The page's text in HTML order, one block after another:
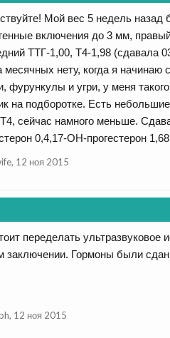
Мой вес 5 недель назад
включения до 3 мм,
ТТГ-1,00, Т4-1,98 (сдавала
месячных нету, когда я начинаю
фурункулы и угри, у меня
на подборотке. Есть
сейчас намного меньше.
0,4,17-ОН-прогестерон 1,68
, 12 ноя 2015
переделать ультразвуковое
заключении. Гормоны были
, 12 ноя 2015